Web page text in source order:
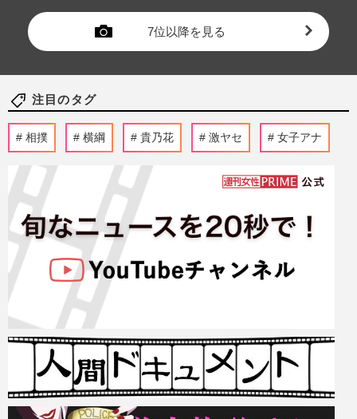
7位以降を見る
注目のタグ
相撲 横綱 貴乃花 激ヤセ 女子アナ